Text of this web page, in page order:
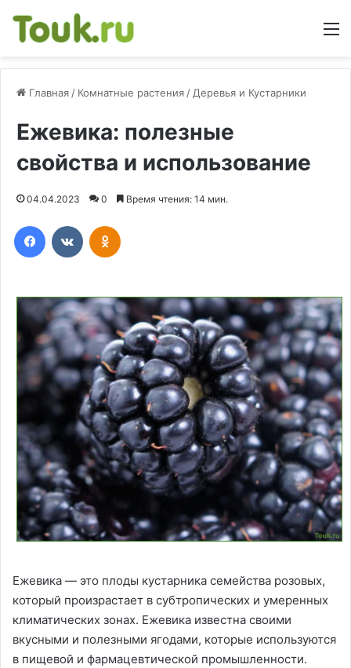
Главная / Комнатные растения / Деревья и Кустарники
Ежевика: полезные
свойства и использование
04.04.2023 0 Время чтения: 14 мин.
Ежевика — это плоды кустарника семейства розовых,
который произрастает в субтропических и умеренных
климатических зонах. Ежевика известна своими
вкусными и полезными ягодами, которые используются
в пищевой и фармацевтической промышленности.